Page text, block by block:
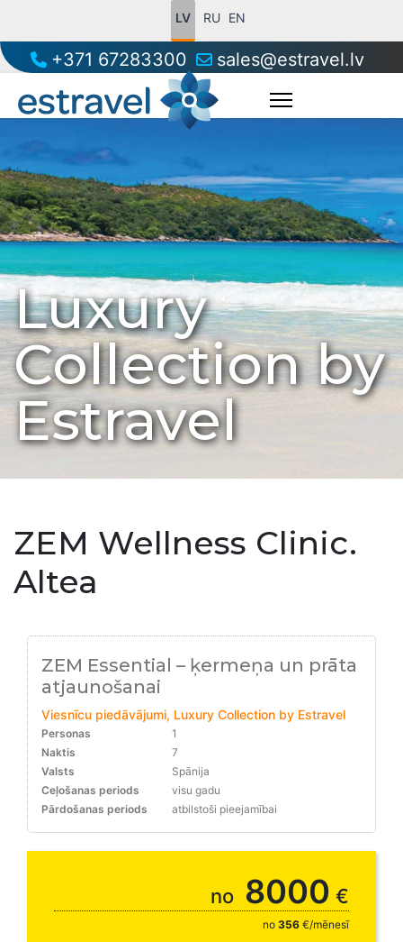
LV RU EN
+371 67283300 sales@estravel.lv
Luxury
Collection by
Estravel
ZEM Wellness Clinic.
Altea
ZEM Essential – ķermeņa un prāta
atjaunošanai
Viesnīcu piedāvājumi, Luxury Collection by Estravel
Personas
1
Naktis
7
Valsts
Spānija
Ceļošanas periods
visu gadu
Pārdošanas periods
atbilstoši pieejamībai
no 8000 €
no 356 €/mēnesī